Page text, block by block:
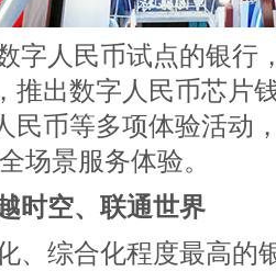
字人民币试点的银行
推出数字人民币芯片
民币等多项体验活动
场景服务体验。
空、联通世界
、综合化程度最高的